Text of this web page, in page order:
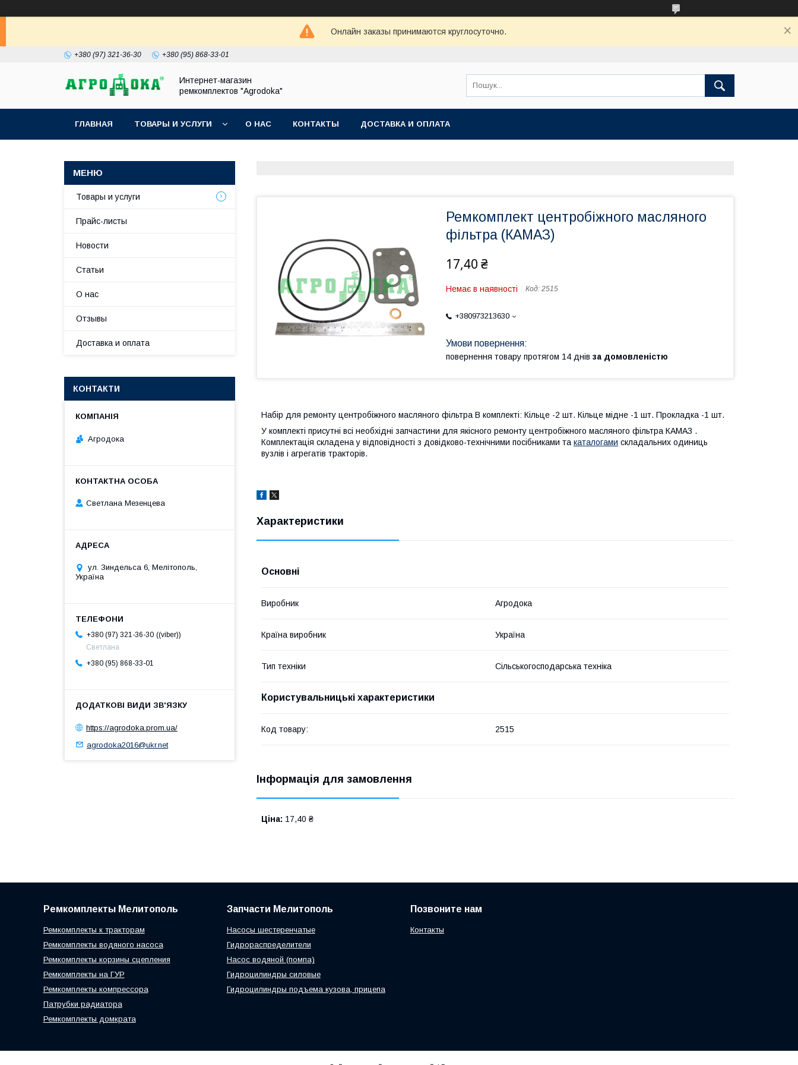
Онлайн заказы принимаются круглосуточно.
+380 (97) 321-36-30 +380 (95) 868-33-01
Интернет-магазин
ремкомплектов "Agrodoka"
ГЛАВНАЯ ТОВАРЫ И УСЛУГИ О НАС КОНТАКТЫ ДОСТАВКА И ОПЛАТА
Ремкомплект центробіжного масляного
фільтра (КАМАЗ)
17,40 ₴
Немає в наявності Код: 2515
+380973213630
повернення товару протягом 14 днів за домовленістю
Набір для ремонту центробіжного масляного фільтра В комплекті: Кільце -2 шт. Кільце мідне -1 шт. Прокладка -1 шт.
У комплекті присутні всі необхідні запчастини для якісного ремонту центробіжного масляного фільтра КАМАЗ .
Комплектація складена у відповідності з довідково-технічними посібниками такаталогами складальних одиниць
вузлів і агрегатів тракторів.
Характеристики
Основні
Виробник Агродока
Країна виробник Україна
Тип техніки Сільськогосподарська техніка
Користувальницькі характеристики
Код товару: 2515
Інформація для замовлення
Ціна: 17,40 ₴
Товары и услуги
Прайс-листы
Новости
Статьи
О нас
Отзывы
Доставка и оплата
КОНТАКТИ
Агродока
Светлана Мезенцева
ул. Зиндельса 6, Мелітополь,
Україна
+380 (97) 321-36-30
(viber)
Светлана
+380 (95) 868-33-01
https://agrodoka.prom.ua/
agrodoka2016@ukr.net
Ремкомплекты Мелитополь
Ремкомплекты к тракторам
Ремкомплекты водяного насоса
Ремкомплекты корзины сцепления
Ремкомплекты на ГУР
Ремкомплекты компрессора
Патрубки радиатора
Ремкомплекты домкрата
Запчасти Мелитополь
Насосы шестеренчатые
Гидрораспределители
Насос водяной (помпа)
Гидроцилиндры силовые
Гидроцилиндры подъема кузова, прицепа
Позвоните нам
Контакты